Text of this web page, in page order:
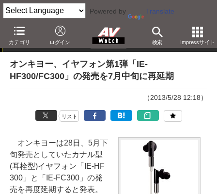
Powered by Translate
カテゴリ ログイン 検索 Impressサイト
ニュース
オンキヨー、イヤフォン第1弾「IE-
HF300/FC300」の発売を7月中旬に再延期
（2013/5/28 12:18）
リスト
オンキヨーは28日、5月下
旬発売としていたカナル型
(耳栓型)イヤフォン「IE-HF
300」と「IE-FC300」の発
売を再度延期すると発表。